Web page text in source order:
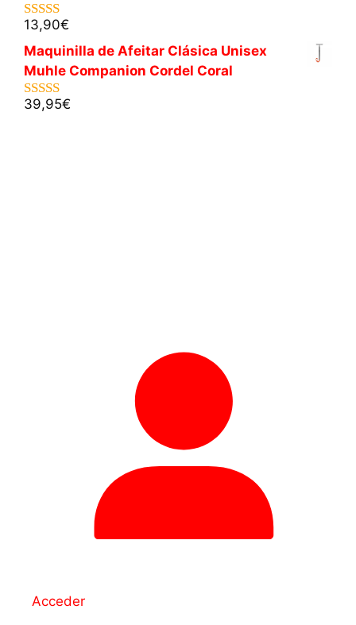
5.00de 5
13,90€
Maquinilla de Afeitar Clásica Unisex
Muhle Companion Cordel Coral
5.00de 5
39,95€
Acceder